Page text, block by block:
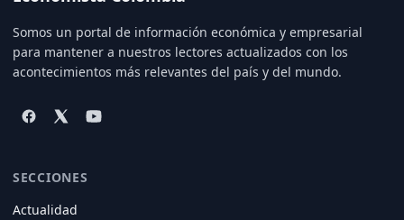
Somos un portal de información económica y empresarial
para mantener a nuestros lectores actualizados con los
acontecimientos más relevantes del país y del mundo.
SECCIONES
Actualidad